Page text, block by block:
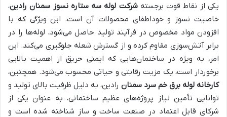
یکی از نقاط قوت برجستهشرکت لوله سه ستاره نسوز سمنان رادین،
خاصیت نسوز و خوداطفای محصولات آن است. این ویژگی که با
افزودن مواد مخصوص در فرآیند تولید حاصل می‌شود، لوله‌ها را در
برابر آتش‌سوزی مقاوم کرده و از گسترش شعله جلوگیری می‌کند. این
امر، به ویژه در ساختمان‌هایی که ایمنی حریق از اهمیت بالایی
برخوردار است، یک مزیت رقابتی و حیاتی محسوب می‌شود. همچنین،
کارخانه لوله برق خم سرد سمنان رادین، به دلیل ظرفیت بالای تولید و
توانایی تأمین نیاز پروژه‌های عظیم ساختمانی، به عنوان یکی از
شرکای قابل اعتماد در صنعت ساخت و ساز شناخته شده است و